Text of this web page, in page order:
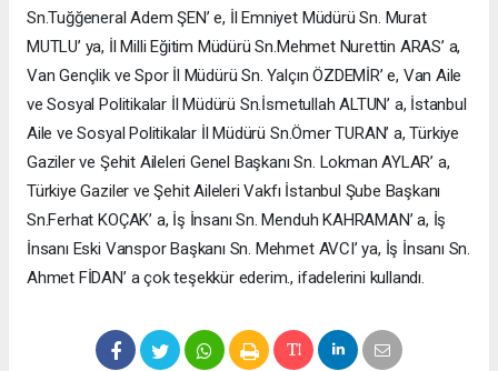
Sn.Tuğğeneral Adem ŞEN’ e, İl Emniyet Müdürü Sn. Murat
MUTLU’ ya, İl Milli Eğitim Müdürü Sn.Mehmet Nurettin ARAS’ a,
Van Gençlik ve Spor İl Müdürü Sn. Yalçın ÖZDEMİR’ e, Van Aile
ve Sosyal Politikalar İl Müdürü Sn.İsmetullah ALTUN’ a, İstanbul
Aile ve Sosyal Politikalar İl Müdürü Sn.Ömer TURAN’ a, Türkiye
Gaziler ve Şehit Aileleri Genel Başkanı Sn. Lokman AYLAR’ a,
Türkiye Gaziler ve Şehit Aileleri Vakfı İstanbul Şube Başkanı
Sn.Ferhat KOÇAK’ a, İş İnsanı Sn. Menduh KAHRAMAN’ a, İş
İnsanı Eski Vanspor Başkanı Sn. Mehmet AVCI’ ya, İş İnsanı Sn.
Ahmet FİDAN’ a çok teşekkür ederim., ifadelerini kullandı.